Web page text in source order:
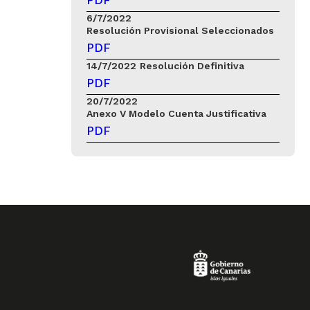
6/7/2022
Resolución Provisional Seleccionados
PDF
14/7/2022 Resolución Definitiva
PDF
20/7/2022
Anexo V Modelo Cuenta Justificativa
PDF